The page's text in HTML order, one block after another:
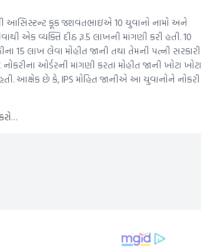
આસિસ્ટન્ટ કૂક જશવંતભાઇએ 10 યુવાનો નામો અને
એક વ્યક્તિ દીઠ રૂ.5 લાખની માંગણી કરી હતી. 10
15 લાખ લેવા મોહીત જાની તથા તેમની પત્ની સરકારી
ઓર્ડરની માંગણી કરતાં મોહીત જાની ખોટા ખોટા
આક્ષેક છે કે, IPS મોહિત જાનીએ આ યુવાનોને નોકરી